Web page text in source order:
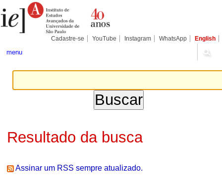
para
conteúdo.
Pessoais
Cadastre-se YouTube Instagram WhatsApp English
menu
Resultado da busca
Assinar um RSS sempre atualizado.